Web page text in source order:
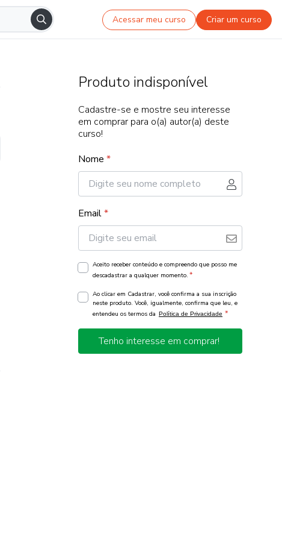
Acessar meu curso Criar um curso
Produto indisponível
Cadastre-se e mostre seu interesse
em comprar para o(a) autor(a) deste
curso!
Nome *
Email*
Aceito receber conteúdo e compreendo que posso me
descadastrar a qualquer momento. *
Ao clicar em Cadastrar, você confirma a sua inscrição
neste produto. Você, igualmente, confirma que leu, e
entendeu os termos da Política de Privacidade *
Tenho interesse em comprar!